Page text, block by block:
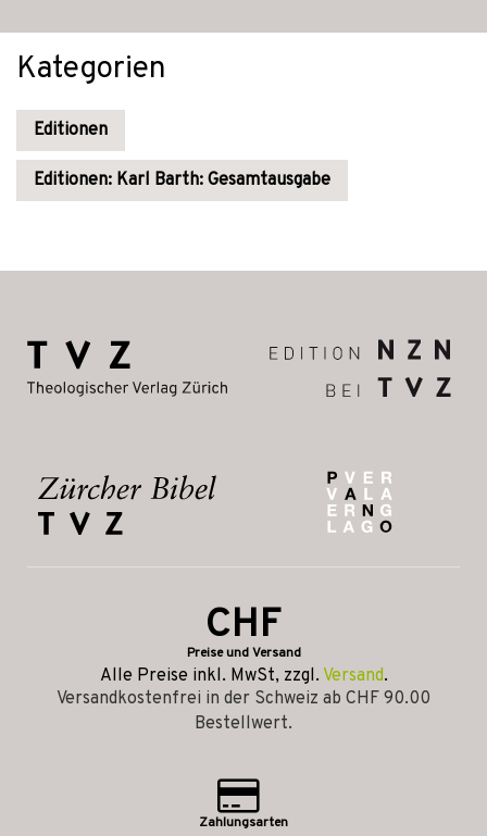
Kategorien
Editionen
Editionen: Karl Barth: Gesamtausgabe
CHF
Preise und Versand
Alle Preise inkl. MwSt, zzgl. Versand.
Versandkostenfrei in der Schweiz ab CHF 90.00
Bestellwert.
Zahlungsarten